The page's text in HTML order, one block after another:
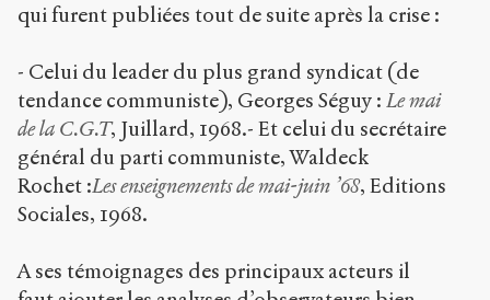
qui furent publiées tout de suite après la crise :
- Celui du leader du plus grand syndicat (de
tendance communiste), Georges Séguy : Le mai
de la C.G.T, Juillard, 1968.- Et celui du secrétaire
général du parti communiste, Waldeck
Rochet :Les enseignements de mai-juin ’68, Editions
Sociales, 1968.
A ses témoignages des principaux acteurs il